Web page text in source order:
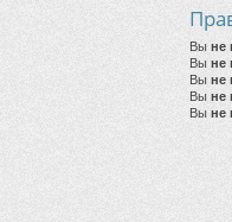
Вы не
Вы не
Вы не
Вы не
Вы не